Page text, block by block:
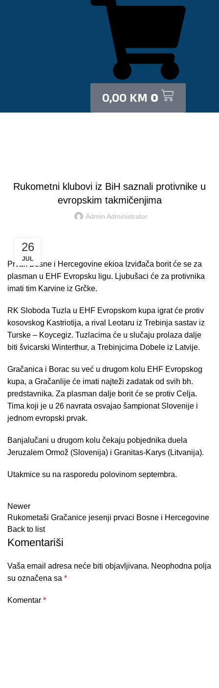
0,00 KM 0
Rukometni klubovi iz BiH saznali protivnike u
evropskim takmičenjima
Admin Administrator
26
JUL
Prvak Bosne i Hercegovine ekioa Izviđača borit će se za
plasman u EHF Evropsku ligu. Ljubušaci će za protivnika
imati tim Karvine iz Grčke.
RK Sloboda Tuzla u EHF Evropskom kupa igrat će protiv
kosovskog Kastriotija, a rival Leotaru iz Trebinja sastav iz
Turske – Koycegiz. Tuzlacima će u slučaju prolaza dalje
biti švicarski Winterthur, a Trebinjcima Dobele iz Latvije.
Gračanica i Borac su već u drugom kolu EHF Evropskog
kupa, a Gračanlije će imati najteži zadatak od svih bh.
predstavnika. Za plasman dalje borit će se protiv Celja.
Tima koji je u 26 navrata osvajao šampionat Slovenije i
jednom evropski prvak.
Banjalučani u drugom kolu čekaju pobjednika duela
Jeruzalem Ormož (Slovenija) i Granitas-Karys (Litvanija).
Utakmice su na rasporedu polovinom septembra.
Newer
Rukometaši Gračanice jesenji prvaci Bosne i Hercegovine
Back to list
Komentariši
Vaša email adresa neće biti objavljivana. Neophodna polja
su označena sa *
Komentar *